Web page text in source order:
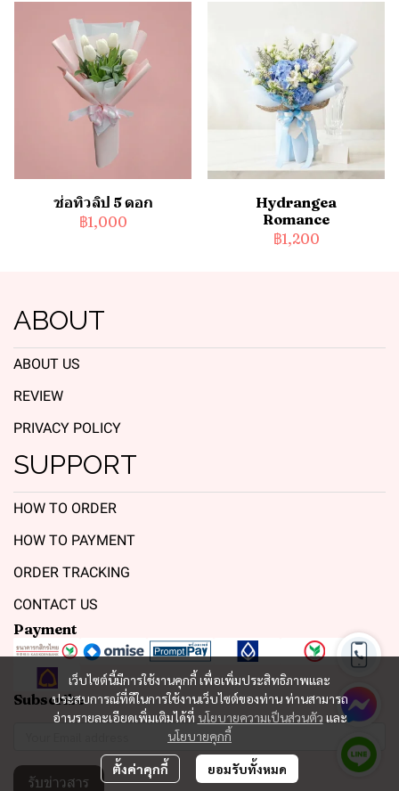
ช่อทิวลิป 5 ดอก
฿1,000
Hydrangea
Romance
฿1,200
เว็บไซต์นี้มีการใช้งานคุกกี้ เพื่อเพิ่มประสิทธิภาพและ
ประสบการณ์ที่ดีในการใช้งานเว็บไซต์ของท่าน ท่านสามารถ
อ่านรายละเอียดเพิ่มเติมได้ที่ นโยบายความเป็นส่วนตัว และ
นโยบายคุกกี้
ตั้งค่าคุกกี้ ยอมรับทั้งหมด
ABOUT
ABOUT US
REVIEW
PRIVACY POLICY
SUPPORT
HOW TO ORDER
HOW TO PAYMENT
ORDER TRACKING
CONTACT US
Payment
Subscribe
รับข่าวสาร